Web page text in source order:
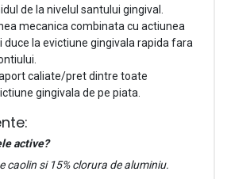
de la nivelul santului gingival.
mecanica combinata cu actiunea
la evictiune gingivala rapida fara
caliate/pret dintre toate
gingivala de pe piata.
active?
caolin si 15% clorura de aluminiu.